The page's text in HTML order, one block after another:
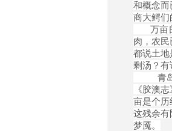
和概念而
商大鳄们
万亩良
肉，农民
都说土地
剩汤？有
青岛
《胶澳
亩是个历
这残余有
梦魇。